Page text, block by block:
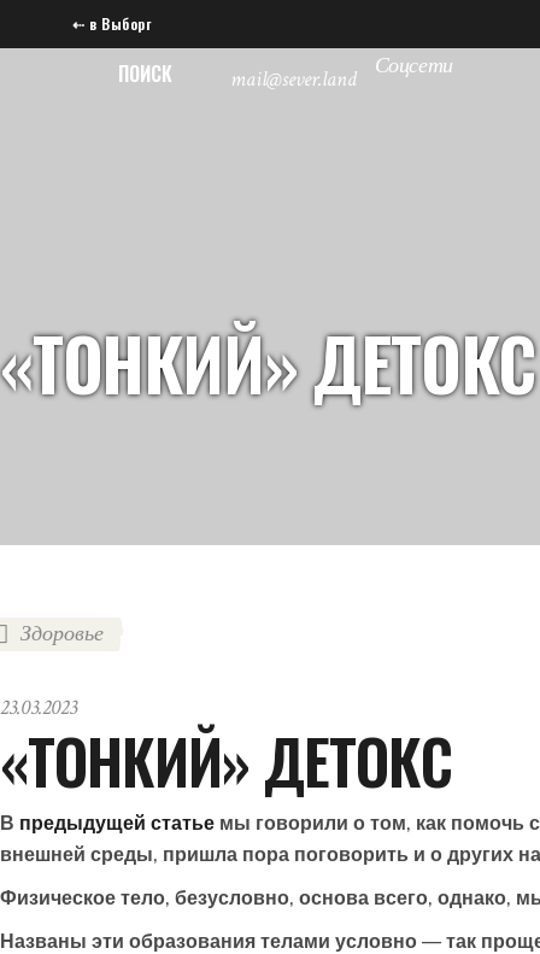
⇠ в Выборг
ПОИСК mail@sever.land Соцсети
«ТОНКИЙ» ДЕТОКС
Здоровье
23.03.2023
«ТОНКИЙ» ДЕТОКС
В предыдущей статье мы говорили о том, как помочь
внешней среды, пришла пора поговорить и о других
Физическое тело, безусловно, основа всего, однако,
Названы эти образования телами условно — так